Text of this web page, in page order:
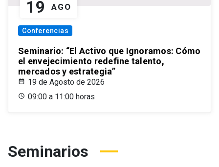
19 AGO
Conferencias
Seminario: “El Activo que Ignoramos: Cómo
el envejecimiento redefine talento,
mercados y estrategia”
19 de Agosto de 2026
09:00 a 11:00 horas
Seminarios